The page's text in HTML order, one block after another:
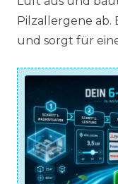
Pilzallergene
und sorgt für